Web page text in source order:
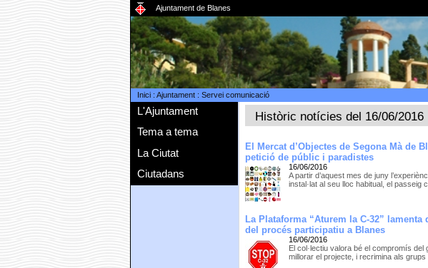
Ajuntament de Blanes
Inici: Ajuntament: Servei comunicació
L'Ajuntament
Tema a tema
La Ciutat
Ciutadans
Històric notícies del 16/06/2016
El Mercat d’Objectes de Segona Mà de
petició de públic i paradistes
16/06/2016
A partir d’aquest mes de juny
instal·lat al seu lloc habitual, el passeig
La Plataforma “Aturem la C-32”
del procés participatiu a Blanes
16/06/2016
El col·lectiu valora bé el compromís
millorar el projecte, i recrimina als grups